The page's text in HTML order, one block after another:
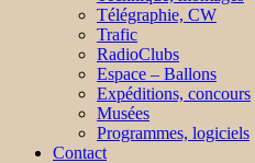
Télégraphie, CW
Trafic
RadioClubs
Espace – Ballons
Expéditions, concours
Musées
Programmes, logiciels
Contact